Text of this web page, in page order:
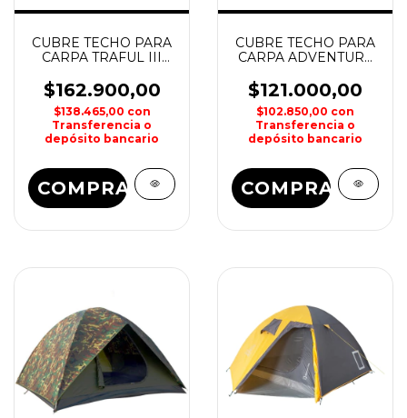
CUBRE TECHO PARA
CARPA TRAFUL III
$162.900,00
$138.465,00 con
Transferencia o
depósito bancario
COMPRAR
CUBRE TECHO PARA
CARPA ADVENTURE
$121.000,00
$102.850,00 con
Transferencia o
depósito bancario
COMPRAR